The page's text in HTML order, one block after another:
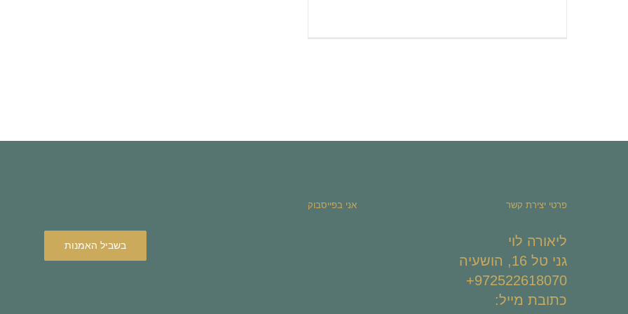
פרטי יצירת קשר
ליאורה לוי
גני טל 16, הושעיה
972522618070+
כתובת מייל:
אני בפייסבוק
בשביל האמנות